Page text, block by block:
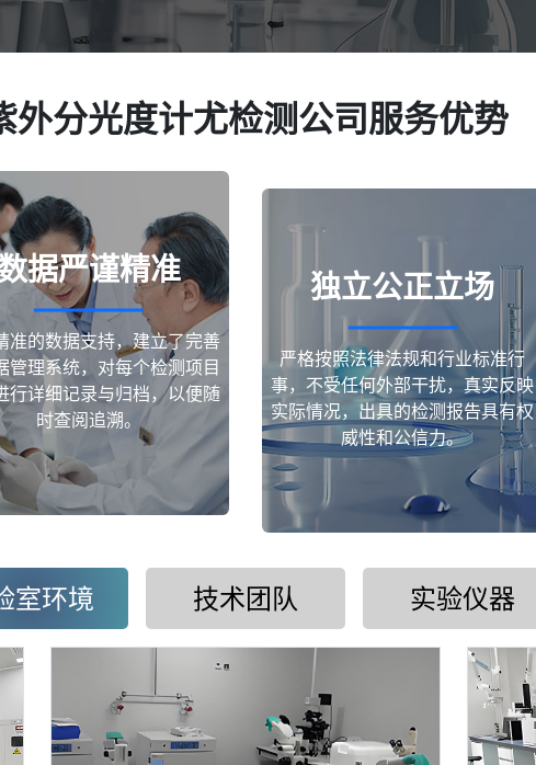
外分光度计尤检测公司服务优势
据严谨精准
准的数据支持，建立了完善
管理系统，对每个检测项目
行详细记录与归档，以便随
时查阅追溯。
独立公正立场
严格按照法律法规和行业标准行
事，不受任何外部干扰，真实反映
实际情况，出具的检测报告具有权
威性和公信力。
室环境 技术团队 实验仪器